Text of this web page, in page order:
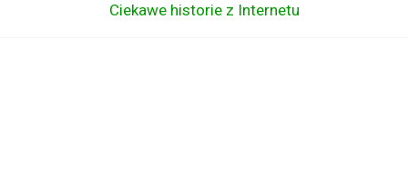
Ciekawe historie z Internetu